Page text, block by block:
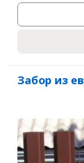
Забор из